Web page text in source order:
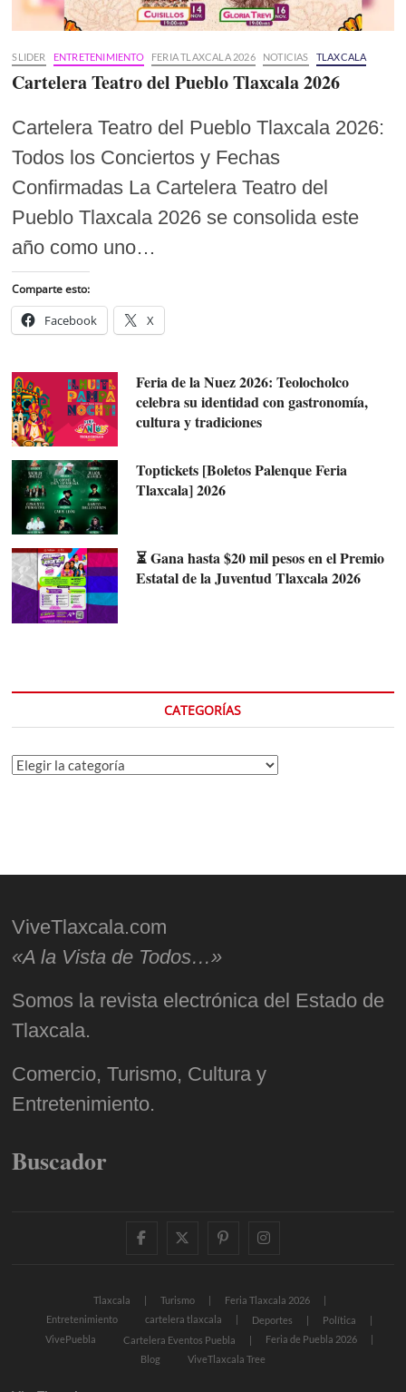
SLIDER ENTRETENIMIENTO FERIA TLAXCALA 2026 NOTICIAS TLAXCALA
Cartelera Teatro del Pueblo Tlaxcala 2026
Cartelera Teatro del Pueblo Tlaxcala 2026:
Todos los Conciertos y Fechas
Confirmadas La Cartelera Teatro del
Pueblo Tlaxcala 2026 se consolida este
año como uno…
Comparte esto:
Facebook X
Feria de la Nuez 2026: Teolocholco
celebra su identidad con gastronomía,
cultura y tradiciones
Toptickets [Boletos Palenque Feria
Tlaxcala] 2026
⏳ Gana hasta $20 mil pesos en el Premio
Estatal de la Juventud Tlaxcala 2026
CATEGORÍAS
Categorías
ViveTlaxcala.com
«A la Vista de Todos…»
Somos la revista electrónica del Estado de
Tlaxcala.
Comercio, Turismo, Cultura y
Entretenimiento.
Buscador
facebooktwitter
pinterestinstagram
Tlaxcala Turismo
Feria Tlaxcala 2026
Entretenimiento
cartelera tlaxcala Deportes
Política
VivePuebla
Cartelera Eventos Puebla
Feria de Puebla 2026
Blog
ViveTlaxcala Tree